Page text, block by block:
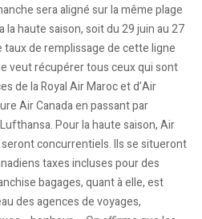
sera aligné sur la même plage
haute saison, soit du 29 juin au 27
de remplissage de cette ligne
veut récupérer tous ceux qui sont
de la Royal Air Maroc et d’Air
Air Canada en passant par
Pour la haute saison, Air
concurrentiels. Ils se situeront
taxes incluses pour des
bagages, quant à elle, est
des agences de voyages,